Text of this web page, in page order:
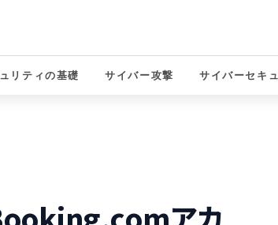
リティの基礎 サイバー攻撃 サイバーセキ